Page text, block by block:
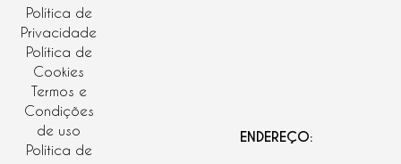
Política de
Privacidade
Política de
Cookies
Termos e
Condições
de uso
Política de
ENDEREÇO: